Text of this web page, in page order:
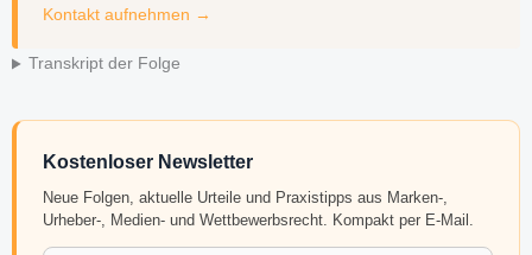
Kontakt aufnehmen →
Transkript der Folge
Kostenloser Newsletter
Neue Folgen, aktuelle Urteile und Praxistipps aus Marken-,
Urheber-, Medien- und Wettbewerbsrecht. Kompakt per E-Mail.